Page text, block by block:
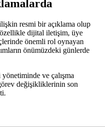
resmi bir açıklama olup
dijital iletişim, üye
önemli rol oynayan
önümüzdeki günlerde
ve çalışma
değişikliklerinin son